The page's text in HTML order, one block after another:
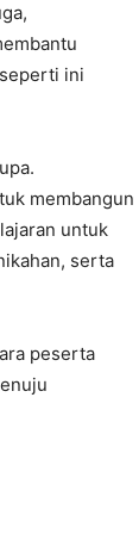
ini
membangun
untuk
serta
peserta